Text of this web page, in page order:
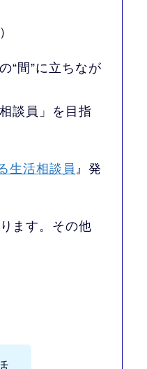
“間”に立ちなが
談員」を目指
生活相談員 』発
ます。その他